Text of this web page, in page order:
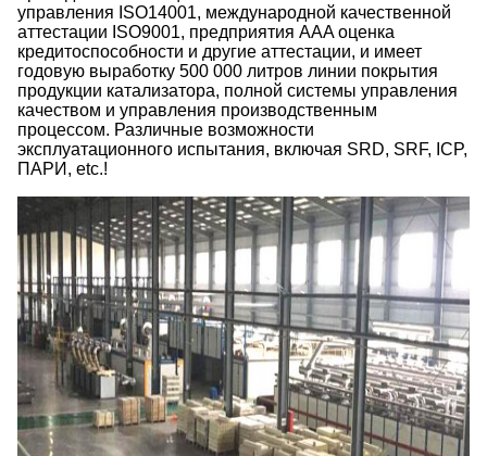
управления ISO14001, международной качественной
аттестации ISO9001, предприятия AAA оценка
кредитоспособности и другие аттестации, и имеет
годовую выработку 500 000 литров линии покрытия
продукции катализатора, полной системы управления
качеством и управления производственным
процессом. Различные возможности
эксплуатационного испытания, включая SRD, SRF, ICP,
ПАРИ, etc.!